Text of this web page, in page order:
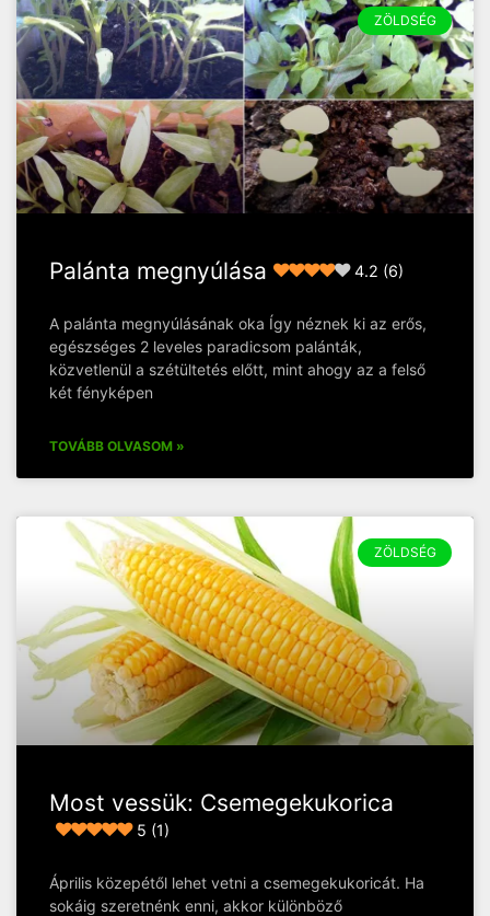
ZÖLDSÉG
Palánta megnyúlása 4.2 (6)
A palánta megnyúlásának oka Így néznek ki az erős,
egészséges 2 leveles paradicsom palánták,
közvetlenül a szétültetés előtt, mint ahogy az a felső
két fényképen
TOVÁBB OLVASOM »
ZÖLDSÉG
Most vessük: Csemegekukorica
5 (1)
Április közepétől lehet vetni a csemegekukoricát. Ha
sokáig szeretnénk enni, akkor különböző